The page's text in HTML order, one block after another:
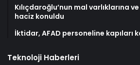
Kılıçdaroğlu’nun mal varlıklarına
haciz konuldu
İktidar, AFAD personeline kapıları
Teknoloji Haberleri